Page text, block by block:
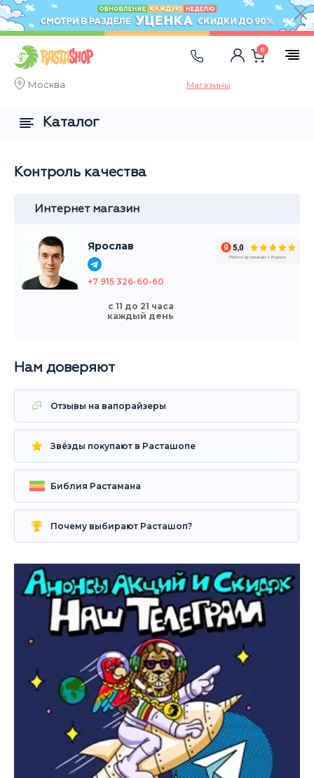
Москва Магазины
0
Контроль качества
Интернет магазин
Ярослав
+7 915 326-60-60
с 11 до 21 часа
каждый день
Нам доверяют
Отзывы на вапорайзеры
Звёзды покупают в Расташопе
Библия Растамана
Почему выбирают Расташоп?
Каталог